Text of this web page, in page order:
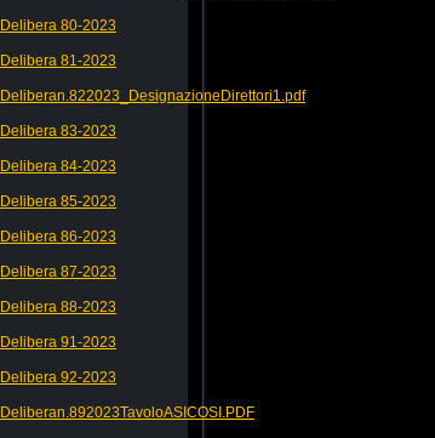
Delibera 80-2023
Delibera 81-2023
Deliberan.822023_DesignazioneDirettori1.pdf
Delibera 83-2023
Delibera 84-2023
Delibera 85-2023
Delibera 86-2023
Delibera 87-2023
Delibera 88-2023
Delibera 91-2023
Delibera 92-2023
Deliberan.892023TavoloASICOSI.PDF